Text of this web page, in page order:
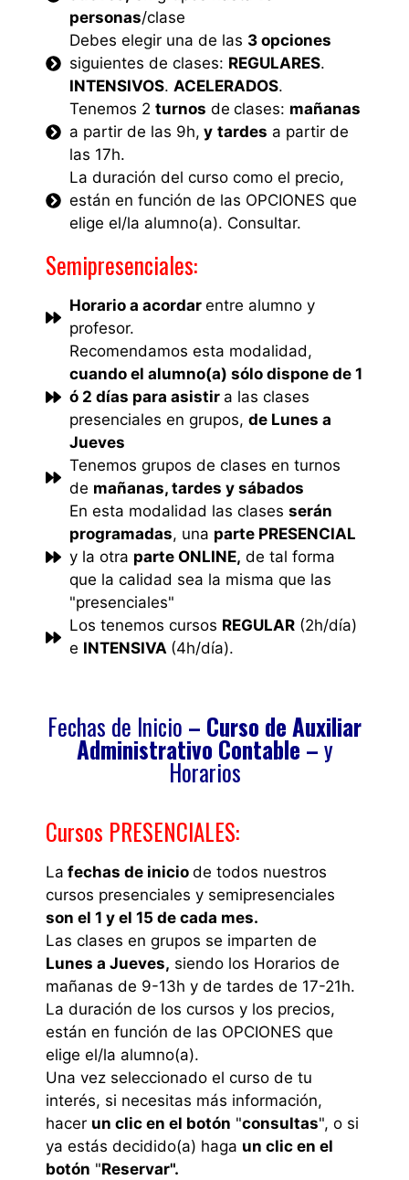
personas/clase
Debes elegir una de las 3 opciones
siguientes de clases: REGULARES.
INTENSIVOS.ACELERADOS.
Tenemos 2turnos de clases: mañanas
a partir de las 9h, y tardes a partir de
las 17h.
La duración del curso como el precio,
están en función de las OPCIONES que
elige el/la alumno(a). Consultar.
Semipresenciales:
Horario a acordarentre alumno y
profesor.
Recomendamos esta modalidad,
cuando el alumno(a) sólo dispone de 1
ó 2 días para asistir a las clases
presenciales en grupos,de Lunes a
Jueves
Tenemos grupos de clases en turnos
de mañanas, tardes y sábados
En esta modalidad las clasesserán
programadas, una parte PRESENCIAL
y la otra parte ONLINE, de tal forma
que la calidad sea la misma que las
"presenciales"
Los tenemos cursos REGULAR (2h/día)
e INTENSIVA (4h/día).
Fechas de Inicio – Curso de Auxiliar
Administrativo Contable –y
Horarios
Cursos PRESENCIALES:
La fechas de inicio de todos nuestros
cursos presenciales y semipresenciales
son el 1 y el 15 de cada mes.
Las clases en grupos se imparten de
Lunes a Jueves, siendo los Horarios de
mañanas de 9-13h y de tardes de 17-21h.
La duración de los cursos y los precios,
están en función de las OPCIONES que
elige el/la alumno(a).
Una vez seleccionado el curso de tu
interés, si necesitas más información,
hacer un clic en el botón "consultas", o si
ya estás decidido(a) haga un clic en el
botón "Reservar".